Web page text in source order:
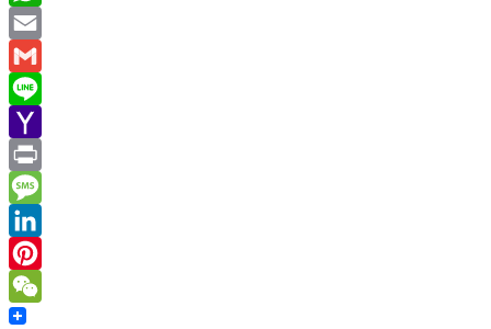
WhatsApp
Email
Gmail
Line
Yahoo
Mail
Print
Message
LinkedIn
Pinterest
WeChat